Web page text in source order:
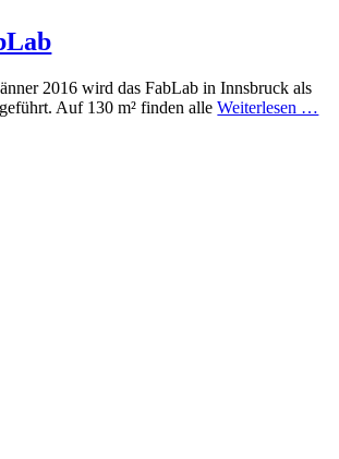
2016 wird das FabLab in Innsbruck als
Auf 130 m² finden alleWeiterlesen …